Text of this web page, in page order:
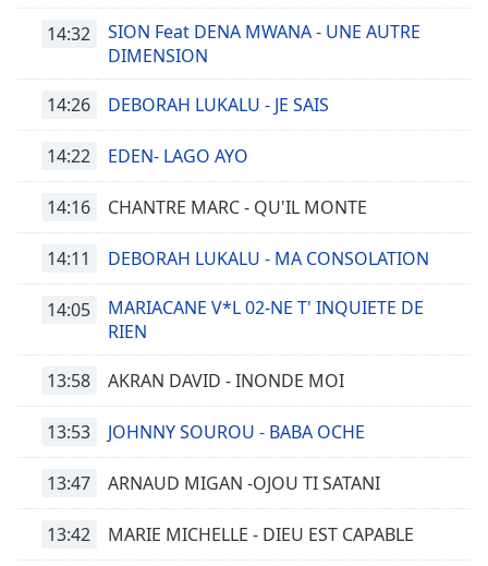
14:32
SION Feat DENA MWANA - UNE AUTRE
DIMENSION
14:26 DEBORAH LUKALU - JE SAIS
14:22 EDEN- LAGO AYO
14:16 CHANTRE MARC - QU'IL MONTE
14:11 DEBORAH LUKALU - MA CONSOLATION
14:05
MARIACANE V*L 02-NE T' INQUIETE DE
RIEN
13:58 AKRAN DAVID - INONDE MOI
13:53 JOHNNY SOUROU - BABA OCHE
13:47 ARNAUD MIGAN -OJOU TI SATANI
13:42 MARIE MICHELLE - DIEU EST CAPABLE